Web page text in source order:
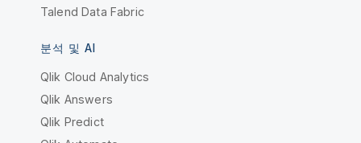
Talend Data Fabric
분석 및 AI
Qlik Cloud Analytics
Qlik Answers
Qlik Predict